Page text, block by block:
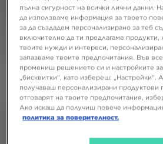
пълна сигурност на всички лични данни.
да използваме информация за твоето
за да създадем персонализирано за теб
включително да ти предлагаме продукти,
твоите нужди и интереси,
запазваме твоите предпочитания. Във
промениш решението си и настройките
„бисквитки“, като избереш: „Настройки“.
получаваш персонализирани
отговарят на твоите предпочитания,
Ако искаш да получиш повече
политика за поверителност.